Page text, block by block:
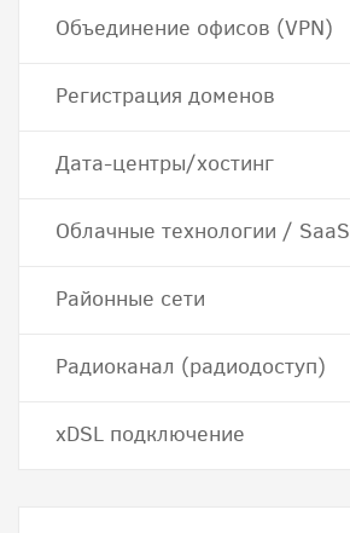
Объединение офисов (VPN)
Регистрация доменов
Дата-центры/хостинг
Облачные технологии / SaaS
Районные сети
Радиоканал (радиодоступ)
хDSL подключение